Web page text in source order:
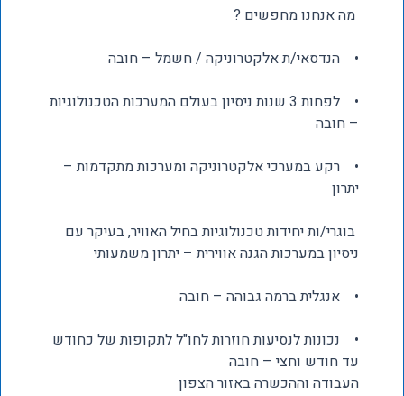
מה אנחנו מחפשים ?
• הנדסאי/ת אלקטרוניקה / חשמל – חובה
• לפחות 3 שנות ניסיון בעולם המערכות הטכנולוגיות
– חובה
• רקע במערכי אלקטרוניקה ומערכות מתקדמות –
יתרון
בוגרי/ות יחידות טכנולוגיות בחיל האוויר, בעיקר עם
ניסיון במערכות הגנה אווירית – יתרון משמעותי
• אנגלית ברמה גבוהה – חובה
• נכונות לנסיעות חוזרות לחו"ל לתקופות של כחודש
עד חודש וחצי – חובה
העבודה וההכשרה באזור הצפון